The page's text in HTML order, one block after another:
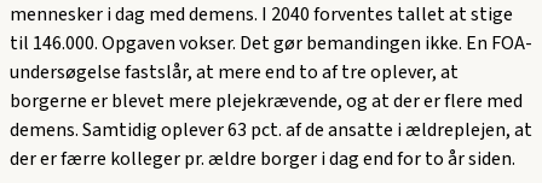
mennesker i dag med demens. I 2040 forventes tallet at stige
til 146.000. Opgaven vokser. Det gør bemandingen ikke. En FOA-
undersøgelse fastslår, at mere end to af tre oplever, at
borgerne er blevet mere plejekrævende, og at der er flere med
demens. Samtidig oplever 63 pct. af de ansatte i ældreplejen, at
der er færre kolleger pr. ældre borger i dag end for to år siden.